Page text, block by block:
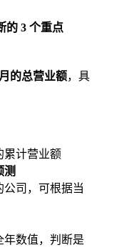
的 3 个重点
的总营业额，具
累计营业额
测
司，可根据当
年数值，判断是